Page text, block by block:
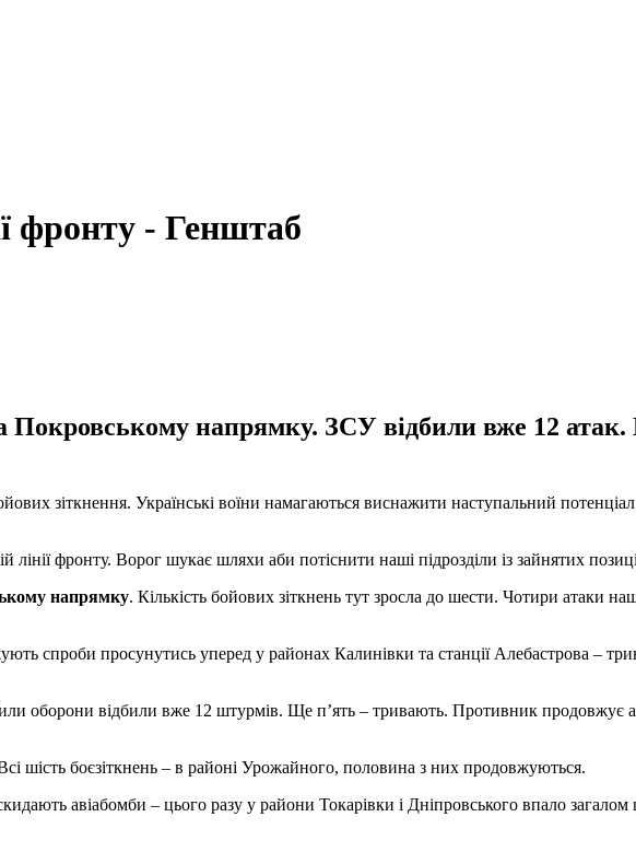
фронту - Генштаб
напрямку. ЗСУ відбили вже 12 атак.
зіткнення. Українські воїни намагаються виснажити наступальний
лінії фронту. Ворог шукає шляхи аби потіснити наші підрозділи із зайнятих
напрямку. Кількість бойових зіткнень тут зросла до шести. Чотири атаки
спроби просунутись уперед у районах Калинівки та станції Алебастрова –
оборони відбили вже 12 штурмів. Ще п’ять – тривають. Противник продовжує
шість боєзіткнень – в районі Урожайного, половина з них продовжуються.
авіабомби – цього разу у райони Токарівки і Дніпровського впало